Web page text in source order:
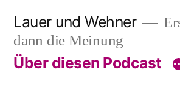
content
Lauer und Wehner
dann die Meinung
Über diesen Podcast